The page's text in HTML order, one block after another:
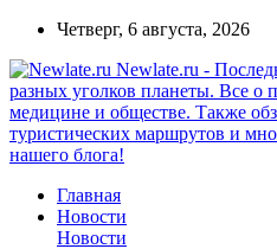
Четверг, 6 августа, 2026
Newlate.ru -
разных уголков планеты. Все о
медицине и обществе. Также
туристических маршрутов и
нашего блога!
Главная
Новости
Новости